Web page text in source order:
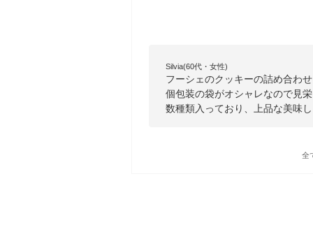
Silvia(60代・女性)
フーシェのクッキーの詰め合わ
個包装の袋がオシャレなので見
数種類入っており、上品な美味
全